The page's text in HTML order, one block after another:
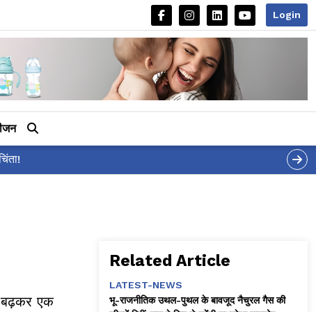
Login
'शर्वरी कहाँ है?' पोस्ट, 'अल्फा' टीज़र पर उठे सवालों का मज़ाकिया जवाब!
बढ़कर एक
Related Article
LATEST-NEWS
भू-राजनीतिक उथल-पुथल के बावजूद नैचुरल गैस की